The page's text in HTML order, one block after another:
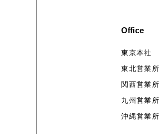
Office
東京本社
東北営業所
関西営業所
九州営業所
沖縄営業所